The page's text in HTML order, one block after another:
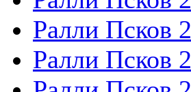
Ралли Псков
Ралли Псков